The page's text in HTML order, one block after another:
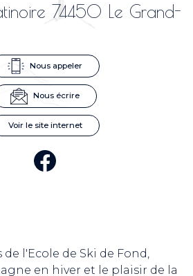
74450 Le Grand-
Nous appeler
Nous écrire
Voir le site internet
l'Ecole de Ski de Fond,
en hiver et le plaisir de la